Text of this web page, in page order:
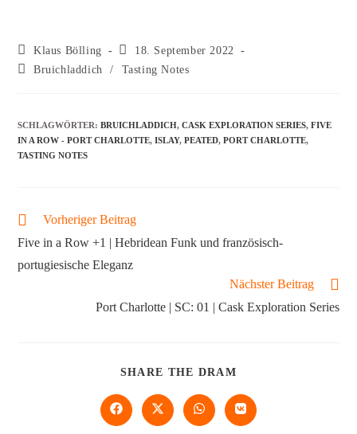
Klaus Bölling
18. September 2022
Bruichladdich
/ Tasting Notes
SCHLAGWÖRTER:BRUICHLADDICH, CASK EXPLORATION SERIES, FIVE
IN A ROW - PORT CHARLOTTE, ISLAY, PEATED, PORT CHARLOTTE,
TASTING NOTES
Vorheriger Beitrag
Five in a Row +1 | Hebridean Funk und französisch-
portugiesische Eleganz
Nächster Beitrag
Port Charlotte | SC: 01 | Cask Exploration Series
SHARE THE DRAM